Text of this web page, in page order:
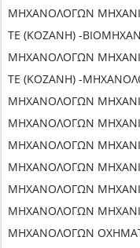
ΜΗΧΑΝΟΛΟΓΩΝ
ΤΕ (ΚΟΖΑΝΗ) -
ΜΗΧΑΝΟΛΟΓΩΝ
ΤΕ (ΚΟΖΑΝΗ) -
ΜΗΧΑΝΟΛΟΓΩΝ
ΜΗΧΑΝΟΛΟΓΩΝ
ΜΗΧΑΝΟΛΟΓΩΝ
ΜΗΧΑΝΟΛΟΓΩΝ
ΜΗΧΑΝΟΛΟΓΩΝ
ΜΗΧΑΝΟΛΟΓΩΝ
ΜΗΧΑΝΟΛΟΓΩΝ